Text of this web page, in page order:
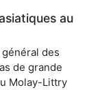
au
des
de grande
Molay-Littry